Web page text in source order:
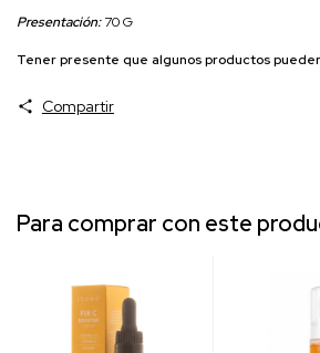
Presentación:70 G
Tener presente que algunos productos
Compartir
Para comprar con este